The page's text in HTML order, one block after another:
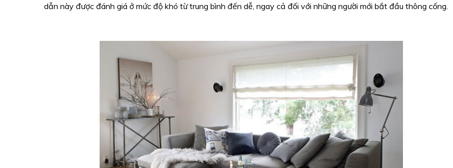
dẫn này được đánh giá ở mức độ khó từ trung bình đến dễ, ngay cả đối với những người mới bắt đầu thông cống.